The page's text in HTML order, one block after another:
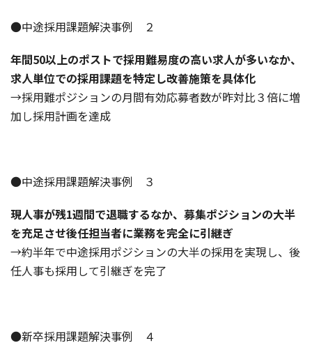
●中途採用課題解決事例 ２
年間50以上のポストで採用難易度の高い求人が多いなか、
求人単位での採用課題を特定し改善施策を具体化
→採用難ポジションの月間有効応募者数が昨対比３倍に増
加し採用計画を達成
●中途採用課題解決事例 ３
現人事が残1週間で退職するなか、募集ポジションの大半
を充足させ後任担当者に業務を完全に引継ぎ
→約半年で中途採用ポジションの大半の採用を実現し、後
任人事も採用して引継ぎを完了
●新卒採用課題解決事例 ４